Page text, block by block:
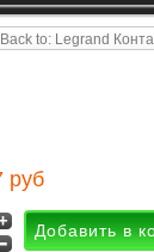
Back to: Legrand
руб